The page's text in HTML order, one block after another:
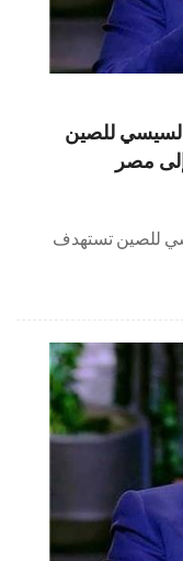
السيسي للصين
مصر
للصين تستهدف